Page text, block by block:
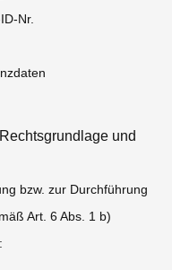
Nr.
und
bzw. zur Durchführung
Art. 6 Abs. 1 b)